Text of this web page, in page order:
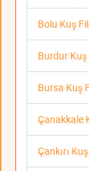
Bolu Kuş
Burdur Kuş
Bursa Kuş
Çanakkale
Çankırı